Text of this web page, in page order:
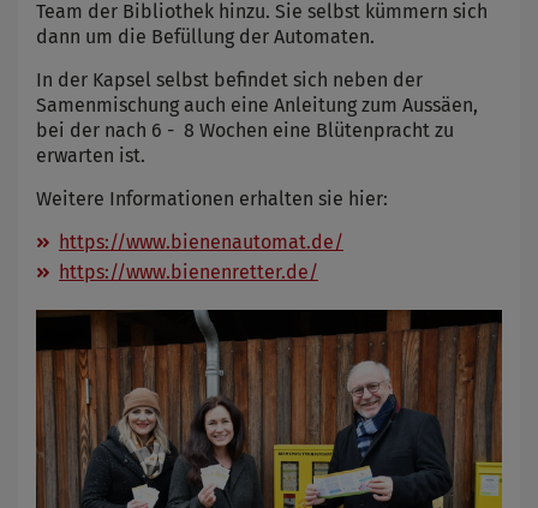
Team der Bibliothek hinzu. Sie selbst kümmern sich
dann um die Befüllung der Automaten.
In der Kapsel selbst befindet sich neben der
Samenmischung auch eine Anleitung zum Aussäen,
bei der nach 6 - 8 Wochen eine Blütenpracht zu
erwarten ist.
Weitere Informationen erhalten sie hier:
https://www.bienenautomat.de/
https://www.bienenretter.de/